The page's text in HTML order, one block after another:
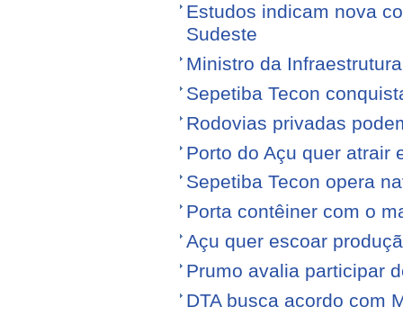
Estudos indicam nova
Sudeste
Ministro da
Sepetiba Tecon
Rodovias privadas
Porto do Açu quer atrair
Sepetiba Tecon opera
Porta contêiner com o
Açu quer escoar
Prumo avalia participar
DTA busca acordo com